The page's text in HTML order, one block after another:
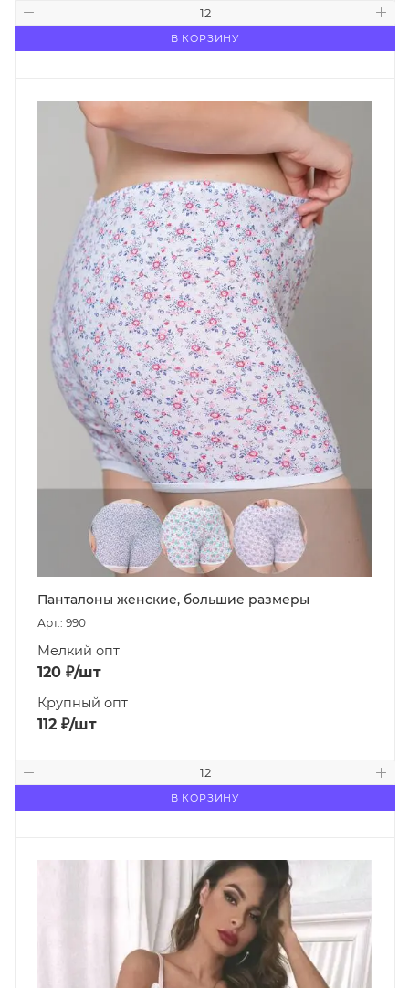
В КОРЗИНУ
Панталоны женские, большие размеры
Арт.: 990
Мелкий опт
120 ₽/шт
Крупный опт
112 ₽/шт
В КОРЗИНУ